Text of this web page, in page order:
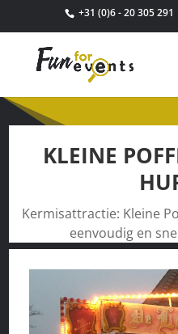
+31 (0)6 - 20 305 291
KLEINE
Kermisattractie: Kleine
eenvoudig en